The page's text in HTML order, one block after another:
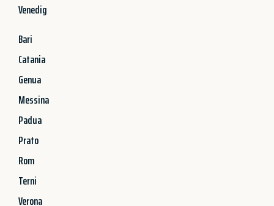
Venedig
Bari
Catania
Genua
Messina
Padua
Prato
Rom
Terni
Verona